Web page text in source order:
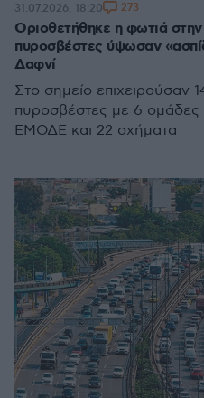
Οριοθετήθηκε η φωτιά
πυροσβέστες ύψωσαν
Δαφνί
Στο σημείο επιχειρούσαν
πυροσβέστες με 6 ομάδες
ΕΜΟΔΕ και 22 οχήματα
31.07.2026, 18:20 273